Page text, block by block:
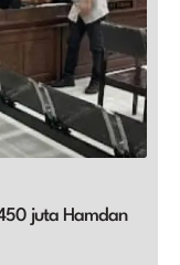
juta Hamdan